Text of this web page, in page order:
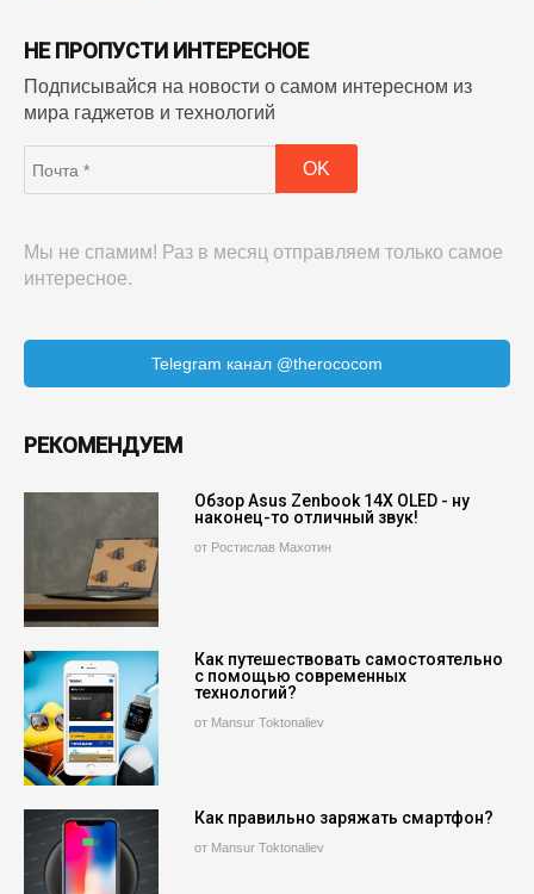
НЕ ПРОПУСТИ ИНТЕРЕСНОЕ
Подписывайся на новости о самом интересном из
мира гаджетов и технологий
Мы не спамим! Раз в месяц отправляем только самое
интересное.
Telegram канал @therococom
РЕКОМЕНДУЕМ
Обзор Asus Zenbook 14X OLED - ну
наконец-то отличный звук!
от Ростислав Махотин
Как путешествовать самостоятельно
с помощью современных
технологий?
от Mansur Toktonaliev
Как правильно заряжать смартфон?
от Mansur Toktonaliev